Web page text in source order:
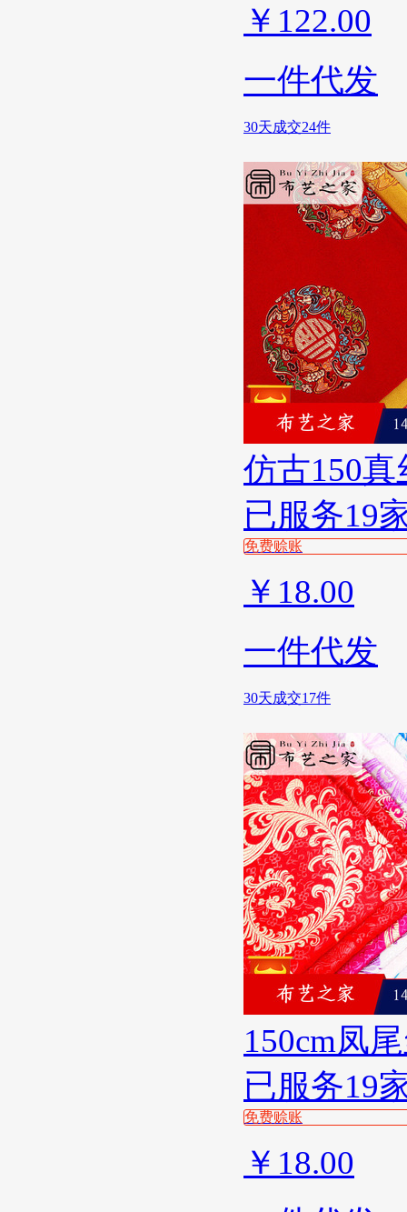
￥ 122.00
一件代发
30天成交24件
仿古150
已服务19
免费赊账
￥ 18.00
一件代发
30天成交17件
150cm凤
已服务19
免费赊账
￥ 18.00